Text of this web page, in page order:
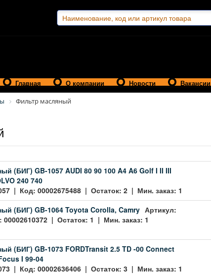
Главная О компании Новости Вакансии
Фильтр масляный
(БИГ) GB-1057 AUDI 80 90 100 A4 A6 Golf I II III
240 740
| Код: 00002675488 | Остаток: 2 | Мин. заказ: 1
(БИГ) GB-1064 Toyota Corolla, Camry Артикул:
| Остаток: 1 | Мин. заказ: 1
(БИГ) GB-1073 FORDTransit 2.5 TD -00 Connect
I 99-04
| Код: 00002636406 | Остаток: 3 | Мин. заказ: 1